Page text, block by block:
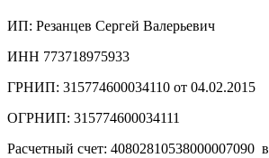
ИП: Резанцев Сергей Валерьевич
ИНН 773718975933
ГРНИП: 315774600034110 от 04.02.2015
ОГРНИП: 315774600034111
Расчетный счет: 40802810538000007090 в